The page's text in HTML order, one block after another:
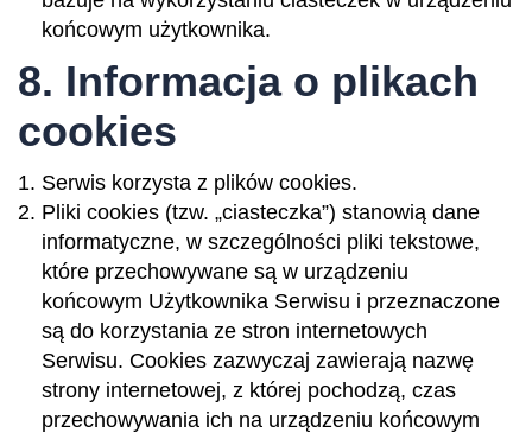
końcowym użytkownika.
8. Informacja o plikach
cookies
Serwis korzysta z plików cookies.
Pliki cookies (tzw. „ciasteczka”) stanowią dane
informatyczne, w szczególności pliki tekstowe,
które przechowywane są w urządzeniu
końcowym Użytkownika Serwisu i przeznaczone
są do korzystania ze stron internetowych
Serwisu. Cookies zazwyczaj zawierają nazwę
strony internetowej, z której pochodzą, czas
przechowywania ich na urządzeniu końcowym